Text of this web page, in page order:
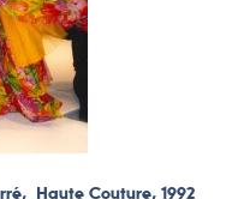
Haute Couture, 1992